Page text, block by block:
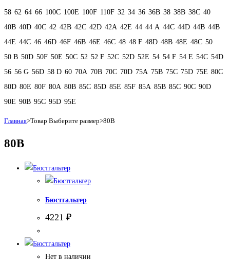
58 62 64 66 100C 100E 100F 110F 32 34 36 36B 38 38B 38С 40
40B 40D 40С 42 42B 42C 42D 42А 42Е 44 44 А 44C 44D 44В 44В
44Е 44С 46 46D 46F 46В 46Е 46С 48 48 F 48D 48В 48Е 48С 50
50 B 50D 50F 50Е 50С 52 52 F 52C 52D 52E 54 54 F 54 Е 54C 54D
56 56 G 56D 58 D 60 70A 70B 70C 70D 75A 75B 75C 75D 75E 80C
80D 80E 80F 80А 80В 85C 85D 85E 85F 85А 85В 85С 90C 90D
90E 90В 95C 95D 95E
Главная>Товар Выберите размер>80В
80В
Бюстгальтер
4221 ₽
Нет в наличии